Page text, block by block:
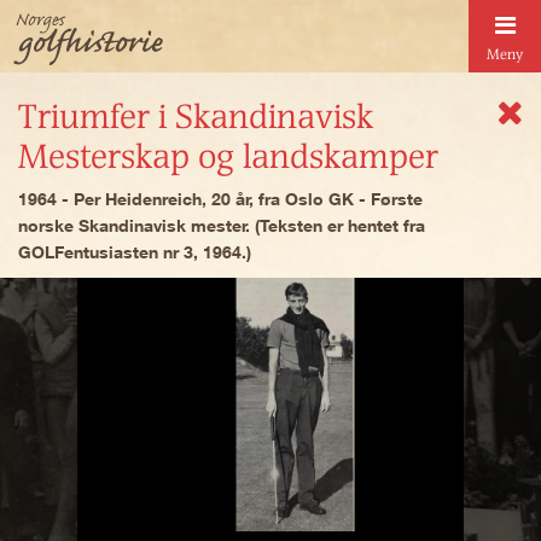
Meny
Triumfer i Skandinavisk
Mesterskap og landskamper
1964 - Per Heidenreich, 20 år, fra Oslo GK - Første
norske Skandinavisk mester. (Teksten er hentet fra
GOLFentusiasten nr 3, 1964.)